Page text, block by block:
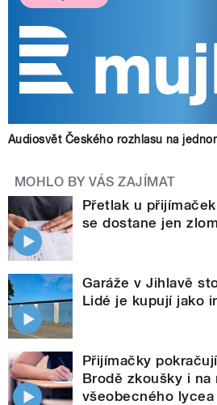
Audiosvět Českého rozhlasu na
MOHLO BY VÁS ZAJÍMAT
Přetlak u
se dostane jen
Garáže v Jihlavě
Lidé je kupují jako
Přijímačky
Brodě zkoušky i na
všeobecného lycea